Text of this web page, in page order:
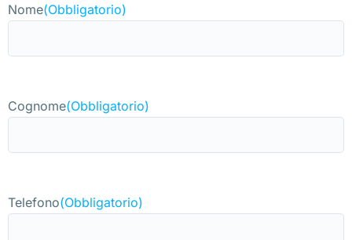
Nome(Obbligatorio)
Cognome(Obbligatorio)
Telefono(Obbligatorio)